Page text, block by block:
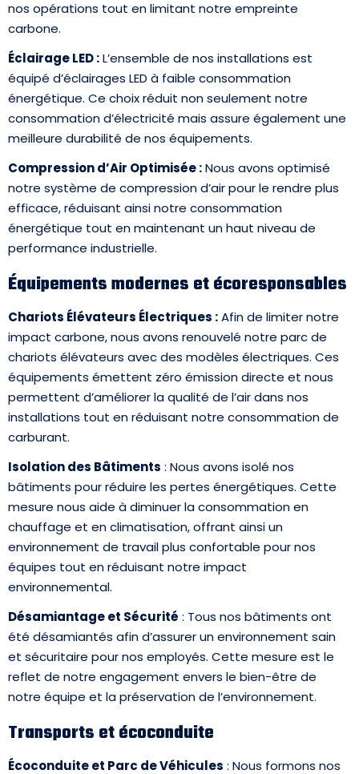
nos opérations tout en limitant notre empreinte
carbone.
Éclairage LED :L’ensemble de nos installations est
équipé d’éclairages LED à faible consommation
énergétique. Ce choix réduit non seulement notre
consommation d’électricité mais assure également une
meilleure durabilité de nos équipements.
Compression d’Air Optimisée :Nous avons optimisé
notre système de compression d’air pour le rendre plus
efficace, réduisant ainsi notre consommation
énergétique tout en maintenant un haut niveau de
performance industrielle.
Équipements modernes et écoresponsables
Chariots Élévateurs Électriques :Afin de limiter notre
impact carbone, nous avons renouvelé notre parc de
chariots élévateurs avec des modèles électriques. Ces
équipements émettent zéro émission directe et nous
permettent d’améliorer la qualité de l’air dans nos
installations tout en réduisant notre consommation de
carburant.
Isolation des Bâtiments : Nous avons isolé nos
bâtiments pour réduire les pertes énergétiques. Cette
mesure nous aide à diminuer la consommation en
chauffage et en climatisation, offrant ainsi un
environnement de travail plus confortable pour nos
équipes tout en réduisant notre impact
environnemental.
Désamiantage et Sécurité : Tous nos bâtiments ont
été désamiantés afin d’assurer un environnement sain
et sécuritaire pour nos employés. Cette mesure est le
reflet de notre engagement envers le bien-être de
notre équipe et la préservation de l’environnement.
Transports et écoconduite
Écoconduite et Parc de Véhicules : Nous formons nos